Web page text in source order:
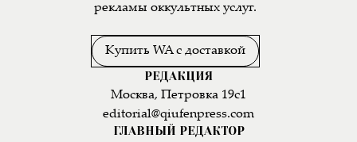
рекламы оккультных услуг.
Купить WA с доставкой
РЕДАКЦИЯ
Москва, Петровка 19с1
editorial@qiufenpress.com
ГЛАВНЫЙ РЕДАКТОР